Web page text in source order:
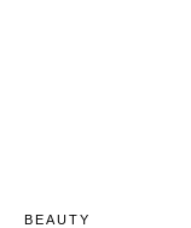
BEAUTY